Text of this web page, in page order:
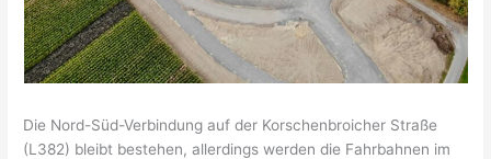
Die Nord-Süd-Verbindung auf der Korschenbroicher Straße
(L382) bleibt bestehen, allerdings werden die Fahrbahnen im